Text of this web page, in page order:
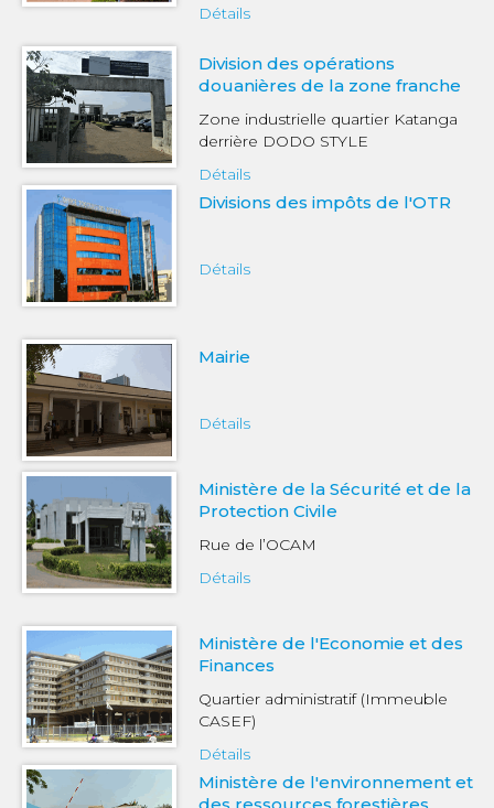
Détails
Division des opérations
douanières de la zone franche
Zone industrielle quartier Katanga
derrière DODO STYLE
Détails
Divisions des impôts de l'OTR
Détails
Mairie
Détails
Ministère de la Sécurité et de la
Protection Civile
Rue de l’OCAM
Détails
Ministère de l'Economie et des
Finances
Quartier administratif (Immeuble
CASEF)
Détails
Ministère de l'environnement et